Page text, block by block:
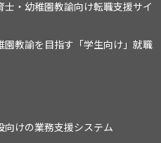
・幼稚園教諭向け転職支援サイ
教諭を目指す「学生向け」就職
向けの業務支援システム